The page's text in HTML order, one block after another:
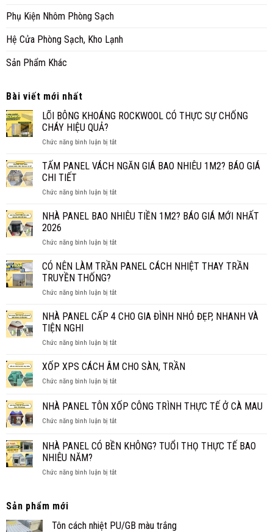
Phụ Kiện Nhôm Phòng Sạch
Hệ Cửa Phòng Sạch, Kho Lạnh
Sản Phẩm Khác
Bài viết mới nhất
LÕI BÔNG KHOÁNG ROCKWOOL CÓ THỰC SỰ CHỐNG
CHÁY HIỆU QUẢ?
Chức năng bình luận bị tắtở
BÔNG
CÓ
SỰ
HIỆU
TẤM PANEL VÁCH NGĂN GIÁ BAO NHIÊU 1M2? BÁO GIÁ
CHI TIẾT
Chức năng bình luận bị tắtở
PANEL
GIÁ
NHIÊU
GIÁ
TIẾT
NHÀ PANEL BAO NHIÊU TIỀN 1M2? BÁO GIÁ MỚI NHẤT
2026
Chức năng bình luận bị tắtở
PANEL
TIỀN
BÁO
NHẤT
CÓ NÊN LÀM TRẦN PANEL CÁCH NHIỆT THAY TRẦN
TRUYỀN THỐNG?
Chức năng bình luận bị tắtở
NÊN
PANEL
NHIỆT
TRẦN
THỐNG?
NHÀ PANEL CẤP 4 CHO GIA ĐÌNH NHỎ ĐẸP, NHANH VÀ
TIỆN NGHI
Chức năng bình luận bị tắtở
PANEL
4
GIA
NHỎ
NHANH
XỐP XPS CÁCH ÂM CHO SÀN, TRẦN
Chức năng bình luận bị tắtở
XPS
CÁCH
ÂM
SÀN,
NHÀ PANEL TÔN XỐP CÔNG TRÌNH THỰC TẾ Ở CÀ MAU
Chức năng bình luận bị tắtở
PANEL
TÔN
CÔNG
CÀ
NHÀ PANEL CÓ BỀN KHÔNG? TUỔI THỌ THỰC TẾ BAO
NHIÊU NĂM?
Chức năng bình luận bị tắtở
KHÔNG?
Sản phẩm mới
Tôn cách nhiệt PU/GB màu trắng